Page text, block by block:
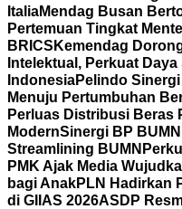
ItaliaMendag Busan
Pertemuan Tingkat
BRICS Kemendag
Intelektual, Perkuat
IndonesiaPelindo
Menuju Pertumbuhan
Perluas Distribusi Beras
ModernSinergi BP
Streamlining BUMN
PMK Ajak Media
bagi AnakPLN Hadirkan
di GIIAS 2026ASDP